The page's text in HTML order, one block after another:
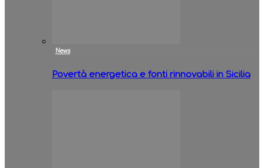
News
Povertà energetica e fonti rinnovabili in Sicilia